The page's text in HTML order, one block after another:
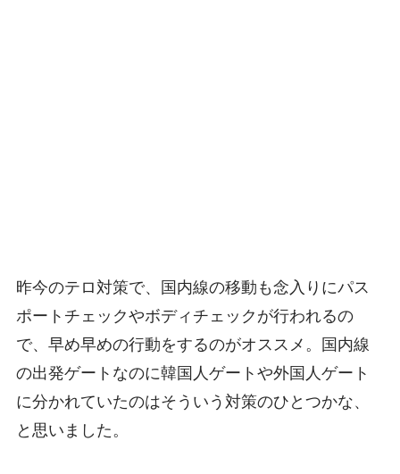
昨今のテロ対策で、国内線の移動も念入りにパス
ポートチェックやボディチェックが行われるの
で、早め早めの行動をするのがオススメ。国内線
の出発ゲートなのに韓国人ゲートや外国人ゲート
に分かれていたのはそういう対策のひとつかな、
と思いました。